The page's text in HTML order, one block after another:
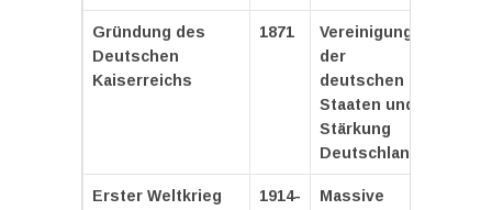
Gründung des
Deutschen
Kaiserreichs
1871
Vereinigung
der
deutschen
Staaten und
Stärkung
Deutschlands
Erster Weltkrieg
1914-
Massive